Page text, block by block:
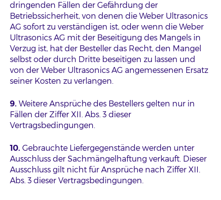
dringenden Fällen der Gefährdung der
Betriebssicherheit, von denen die Weber Ultrasonics
AG sofort zu verständigen ist, oder wenn die Weber
Ultrasonics AG mit der Beseitigung des Mangels in
Verzug ist, hat der Besteller das Recht, den Mangel
selbst oder durch Dritte beseitigen zu lassen und
von der Weber Ultrasonics AG angemessenen Ersatz
seiner Kosten zu verlangen.
9. Weitere Ansprüche des Bestellers gelten nur in
Fällen der Ziffer XII. Abs. 3 dieser
Vertragsbedingungen.
10. Gebrauchte Liefergegenstände werden unter
Ausschluss der Sachmängelhaftung verkauft. Dieser
Ausschluss gilt nicht für Ansprüche nach Ziffer XII.
Abs. 3 dieser Vertragsbedingungen.